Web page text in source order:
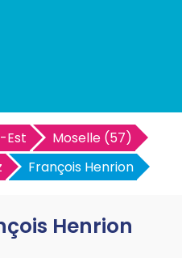
Est
Moselle (57)
François Henrion
Henrion